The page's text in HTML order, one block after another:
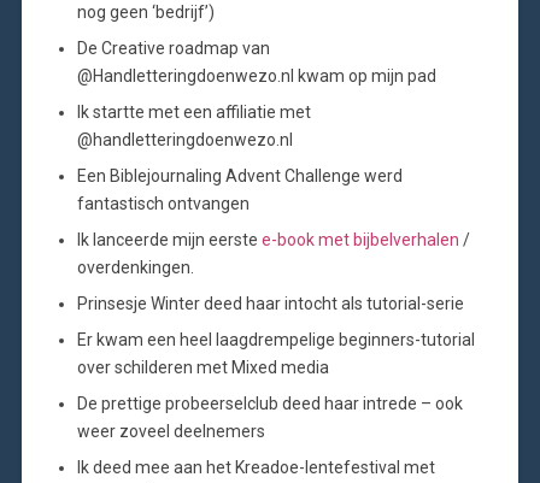
nog geen ‘bedrijf’)
De Creative roadmap van
@Handletteringdoenwezo.nl kwam op mijn pad
Ik startte met een affiliatie met
@handletteringdoenwezo.nl
Een Biblejournaling Advent Challenge werd
fantastisch ontvangen
Ik lanceerde mijn eerste e-book met bijbelverhalen /
overdenkingen.
Prinsesje Winter deed haar intocht als tutorial-serie
Er kwam een heel laagdrempelige beginners-tutorial
over schilderen met Mixed media
De prettige probeerselclub deed haar intrede – ook
weer zoveel deelnemers
Ik deed mee aan het Kreadoe-lentefestival met